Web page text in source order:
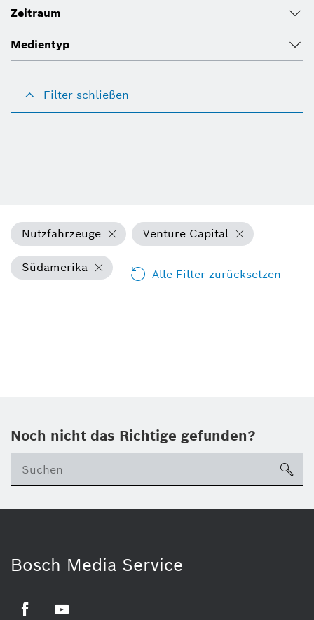
Zeitraum
Medientyp
Filter schließen
Nutzfahrzeuge Venture Capital
Südamerika Alle Filter zurücksetzen
Noch nicht das Richtige gefunden?
Bosch Media Service